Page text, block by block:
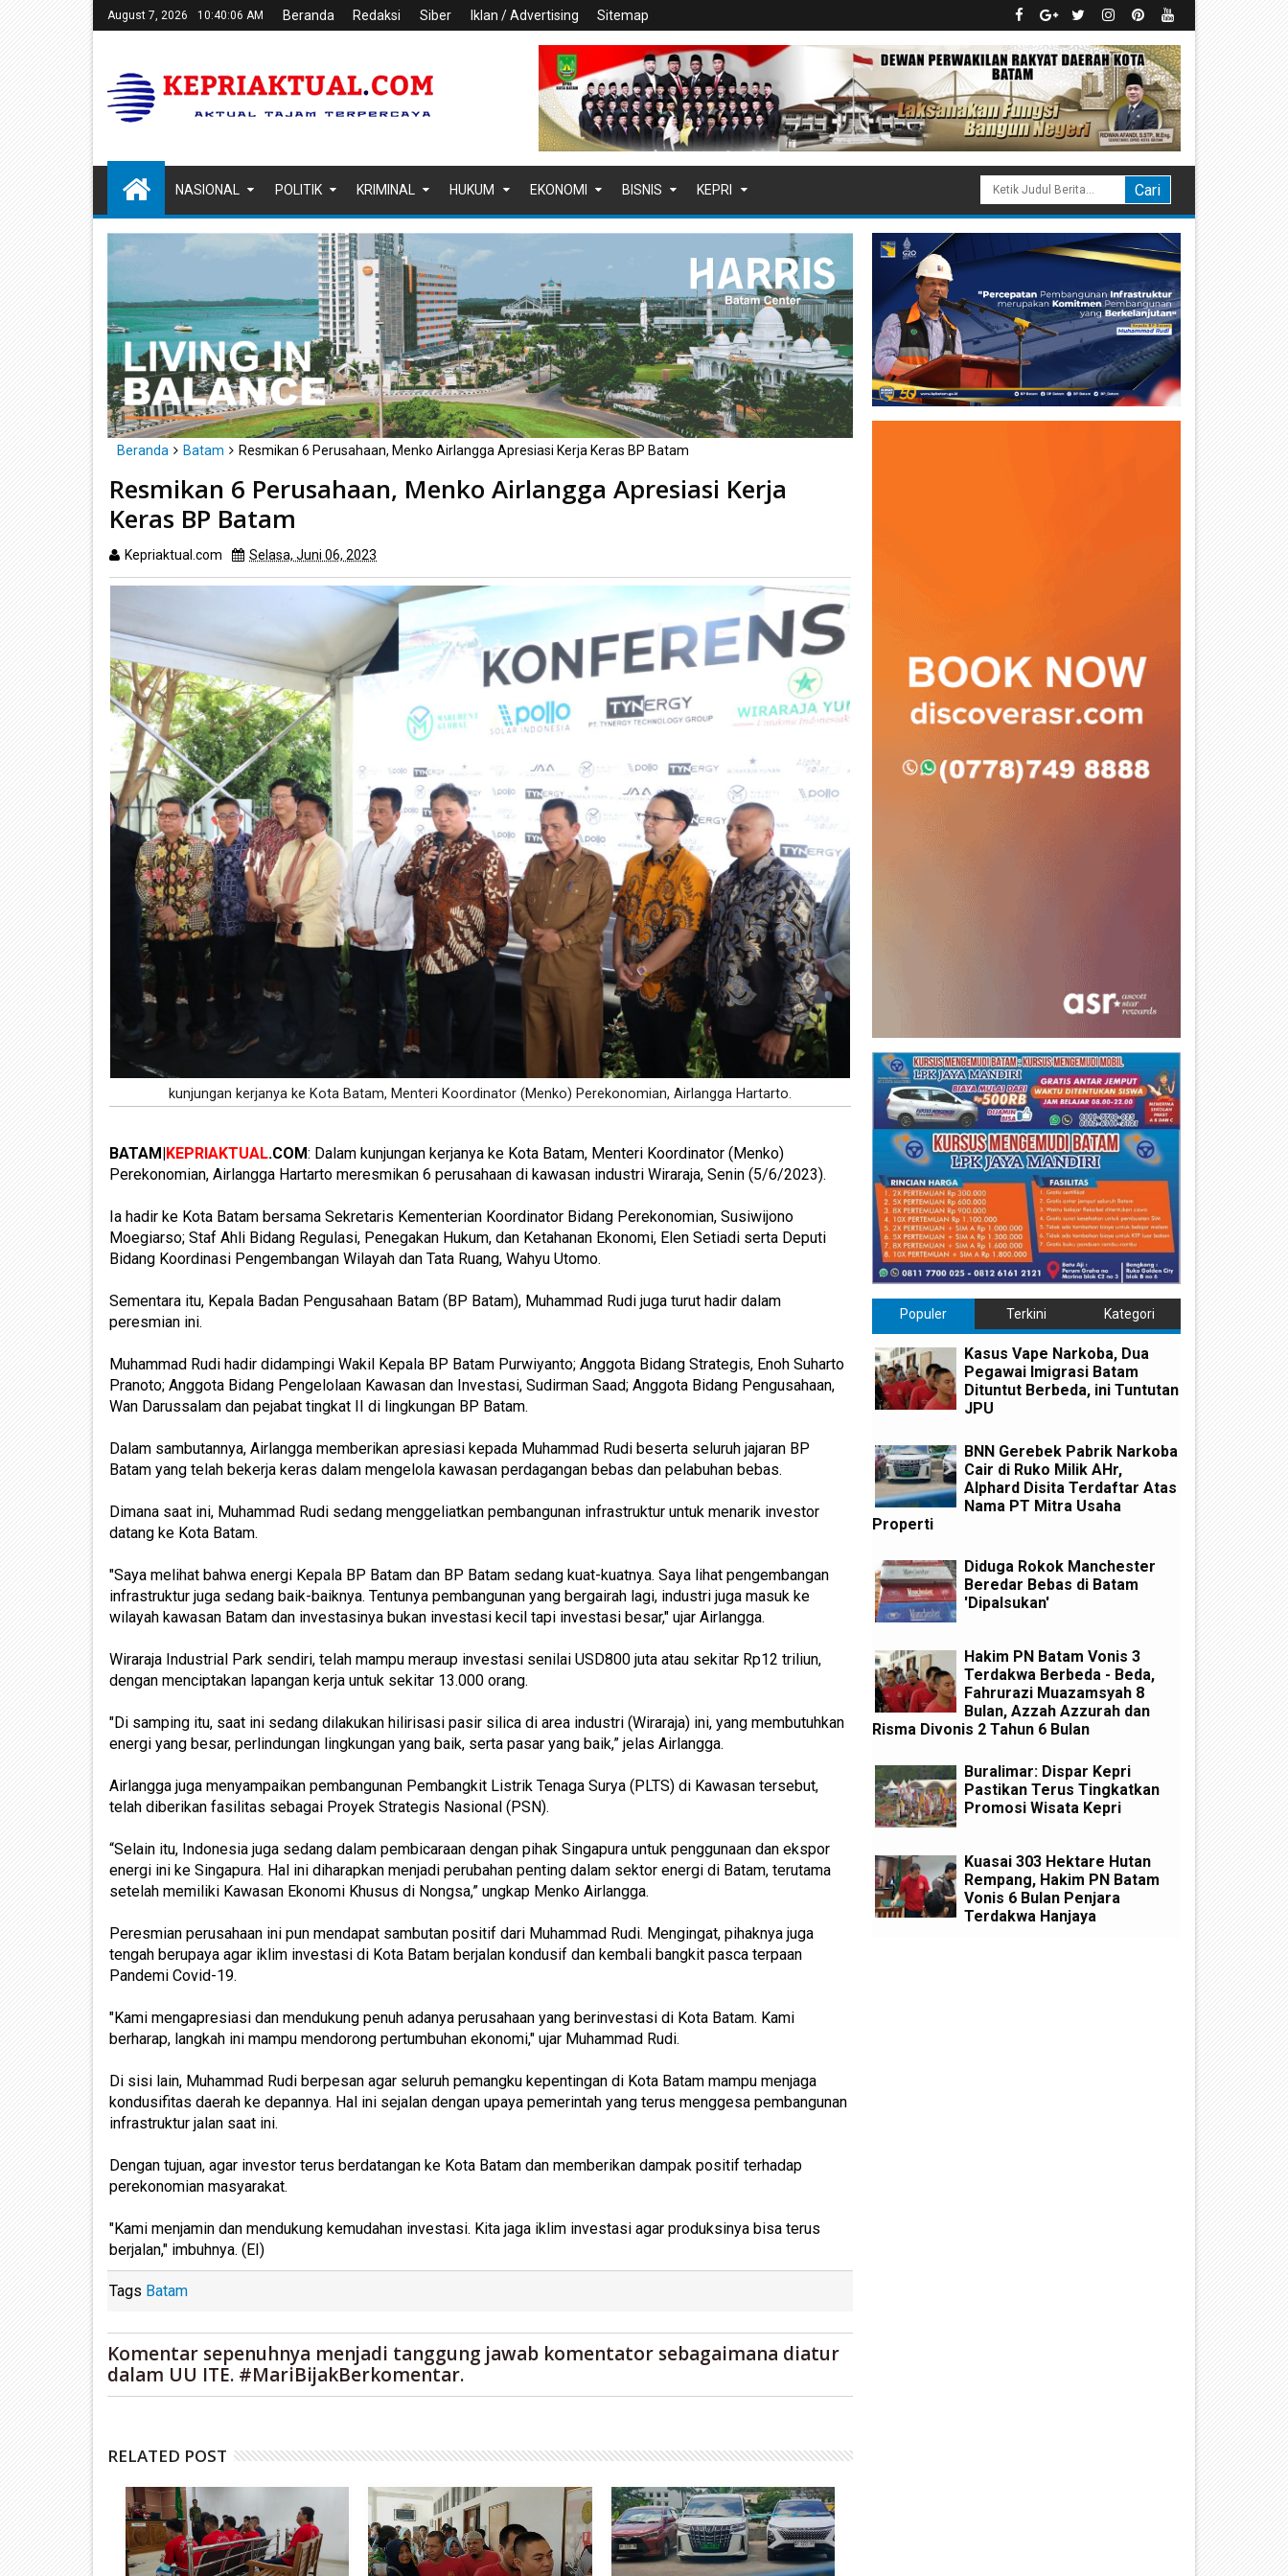
August 7, 2026 10:40:07 AM Beranda Redaksi Siber Iklan / Advertising Sitemap
NASIONAL POLITIK KRIMINAL HUKUM EKONOMI BISNIS KEPRI
Beranda Batam Resmikan 6 Perusahaan, Menko Airlangga Apresiasi Kerja Keras BP Batam
Resmikan 6 Perusahaan, Menko Airlangga Apresiasi Kerja
Keras BP Batam
Kepriaktual.com Selasa, Juni 06, 2023
kunjungan kerjanya ke Kota Batam, Menteri Koordinator (Menko) Perekonomian, Airlangga Hartarto.
BATAM|KEPRIAKTUAL.COM: Dalam kunjungan kerjanya ke Kota Batam, Menteri Koordinator (Menko)
Perekonomian, Airlangga Hartarto meresmikan 6 perusahaan di kawasan industri Wiraraja, Senin (5/6/2023).
Ia hadir ke Kota Batam bersama Sekretaris Kementerian Koordinator Bidang Perekonomian, Susiwijono
Moegiarso; Staf Ahli Bidang Regulasi, Penegakan Hukum, dan Ketahanan Ekonomi, Elen Setiadi serta Deputi
Bidang Koordinasi Pengembangan Wilayah dan Tata Ruang, Wahyu Utomo.
Sementara itu, Kepala Badan Pengusahaan Batam (BP Batam), Muhammad Rudi juga turut hadir dalam
peresmian ini.
Muhammad Rudi hadir didampingi Wakil Kepala BP Batam Purwiyanto; Anggota Bidang Strategis, Enoh Suharto
Pranoto; Anggota Bidang Pengelolaan Kawasan dan Investasi, Sudirman Saad; Anggota Bidang Pengusahaan,
Wan Darussalam dan pejabat tingkat II di lingkungan BP Batam.
Dalam sambutannya, Airlangga memberikan apresiasi kepada Muhammad Rudi beserta seluruh jajaran BP
Batam yang telah bekerja keras dalam mengelola kawasan perdagangan bebas dan pelabuhan bebas.
Dimana saat ini, Muhammad Rudi sedang menggeliatkan pembangunan infrastruktur untuk menarik investor
datang ke Kota Batam.
"Saya melihat bahwa energi Kepala BP Batam dan BP Batam sedang kuat-kuatnya. Saya lihat pengembangan
infrastruktur juga sedang baik-baiknya. Tentunya pembangunan yang bergairah lagi, industri juga masuk ke
wilayah kawasan Batam dan investasinya bukan investasi kecil tapi investasi besar," ujar Airlangga.
Wiraraja Industrial Park sendiri, telah mampu meraup investasi senilai USD800 juta atau sekitar Rp12 triliun,
dengan menciptakan lapangan kerja untuk sekitar 13.000 orang.
"Di samping itu, saat ini sedang dilakukan hilirisasi pasir silica di area industri (Wiraraja) ini, yang membutuhkan
energi yang besar, perlindungan lingkungan yang baik, serta pasar yang baik,” jelas Airlangga.
Airlangga juga menyampaikan pembangunan Pembangkit Listrik Tenaga Surya (PLTS) di Kawasan tersebut,
telah diberikan fasilitas sebagai Proyek Strategis Nasional (PSN).
“Selain itu, Indonesia juga sedang dalam pembicaraan dengan pihak Singapura untuk penggunaan dan ekspor
energi ini ke Singapura. Hal ini diharapkan menjadi perubahan penting dalam sektor energi di Batam, terutama
setelah memiliki Kawasan Ekonomi Khusus di Nongsa,” ungkap Menko Airlangga.
Peresmian perusahaan ini pun mendapat sambutan positif dari Muhammad Rudi. Mengingat, pihaknya juga
tengah berupaya agar iklim investasi di Kota Batam berjalan kondusif dan kembali bangkit pasca terpaan
Pandemi Covid-19.
"Kami mengapresiasi dan mendukung penuh adanya perusahaan yang berinvestasi di Kota Batam. Kami
berharap, langkah ini mampu mendorong pertumbuhan ekonomi," ujar Muhammad Rudi.
Di sisi lain, Muhammad Rudi berpesan agar seluruh pemangku kepentingan di Kota Batam mampu menjaga
kondusifitas daerah ke depannya. Hal ini sejalan dengan upaya pemerintah yang terus menggesa pembangunan
infrastruktur jalan saat ini.
Dengan tujuan, agar investor terus berdatangan ke Kota Batam dan memberikan dampak positif terhadap
perekonomian masyarakat.
"Kami menjamin dan mendukung kemudahan investasi. Kita jaga iklim investasi agar produksinya bisa terus
berjalan," imbuhnya. (EI)
Tags Batam
Komentar sepenuhnya menjadi tanggung jawab komentator sebagaimana diatur
dalam UU ITE. #MariBijakBerkomentar.
RELATED POST
Populer Terkini Kategori
Kasus Vape Narkoba, Dua
Pegawai Imigrasi Batam
Dituntut Berbeda, ini Tuntutan
JPU
BNN Gerebek Pabrik Narkoba
Cair di Ruko Milik AHr,
Alphard Disita Terdaftar Atas
Nama PT Mitra Usaha
Properti
Diduga Rokok Manchester
Beredar Bebas di Batam
'Dipalsukan'
Hakim PN Batam Vonis 3
Terdakwa Berbeda - Beda,
Fahrurazi Muazamsyah 8
Bulan, Azzah Azzurah dan
Risma Divonis 2 Tahun 6 Bulan
Buralimar: Dispar Kepri
Pastikan Terus Tingkatkan
Promosi Wisata Kepri
Kuasai 303 Hektare Hutan
Rempang, Hakim PN Batam
Vonis 6 Bulan Penjara
Terdakwa Hanjaya